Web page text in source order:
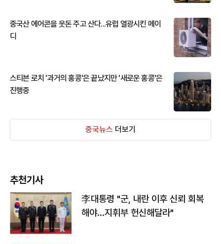
중국산 에어콘을 웃돈 주고 산다...유럽 열광시킨 메이
디
스티븐 로치 '과거의 홍콩'은 끝났지만 '새로운 홍콩'은
진행중
중국뉴스 더보기
추천기사
李대통령 "군, 내란 이후 신뢰 회복
해야…지휘부 헌신해달라"